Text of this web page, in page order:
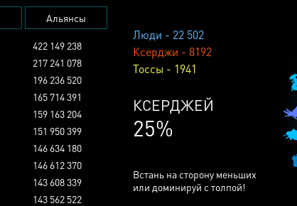
Люди - 22 502
Ксерджи - 8192
Тоссы - 1941
КСЕРДЖЕЙ
25%
Встань на сторону меньших
или доминируй с толпой!
Альянсы
422 149 238
217 241 078
196 236 520
165 714 391
159 163 204
151 950 399
146 634 180
146 612 370
143 608 339
143 562 522